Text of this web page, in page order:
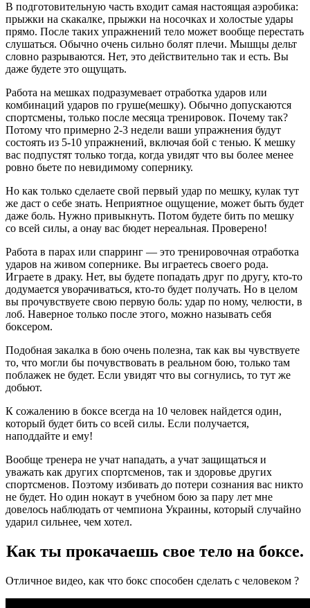
В подготовительную часть входит самая настоящая аэробика:
прыжки на скакалке, прыжки на носочках и холостые удары
прямо. После таких упражнений тело может вообще перестать
слушаться. Обычно очень сильно болят плечи. Мышцы дельт
словно разрываются. Нет, это действительно так и есть. Вы
даже будете это ощущать.
Работа на мешках подразумевает отработка ударов или
комбинаций ударов по груше(мешку). Обычно допускаются
спортсмены, только после месяца тренировок. Почему так?
Потому что примерно 2-3 недели ваши упражнения будут
состоять из 5-10 упражнений, включая бой с тенью. К мешку
вас подпустят только тогда, когда увидят что вы более менее
ровно бьете по невидимому сопернику.
Но как только сделаете свой первый удар по мешку, кулак тут
же даст о себе знать. Неприятное ощущение, может быть будет
даже боль. Нужно привыкнуть. Потом будете бить по мешку
со всей силы, а онау вас бюдет нереальная. Проверено!
Работа в парах или спарринг — это тренировочная отработка
ударов на живом сопернике. Вы играетесь своего рода.
Играете в драку. Нет, вы будете попадать друг по другу, кто-то
додумается уворачиваться, кто-то будет получать. Но в целом
вы прочувствуете свою первую боль: удар по ному, челюсти, в
лоб. Наверное только после этого, можно называть себя
боксером.
Подобная закалка в бою очень полезна, так как вы чувствуете
то, что могли бы почувствовать в реальном бою, только там
поблажек не будет. Если увидят что вы согнулись, то тут же
добьют.
К сожалению в боксе всегда на 10 человек найдется один,
который будет бить со всей силы. Если получается,
наподдайте и ему!
Вообще тренера не учат нападать, а учат защищаться и
уважать как других спортсменов, так и здоровье других
спортсменов. Поэтому избивать до потери сознания вас никто
не будет. Но один нокаут в учебном бою за пару лет мне
довелось наблюдать от чемпиона Украины, который случайно
ударил сильнее, чем хотел.
Как ты прокачаешь свое тело на боксе.
Отличное видео, как что бокс способен сделать с человеком ?